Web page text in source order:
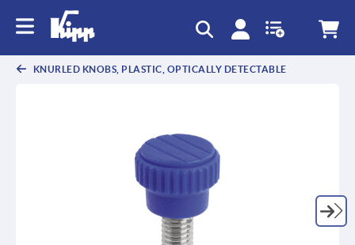
KNURLED KNOBS, PLASTIC, OPTICALLY DETECTABLE